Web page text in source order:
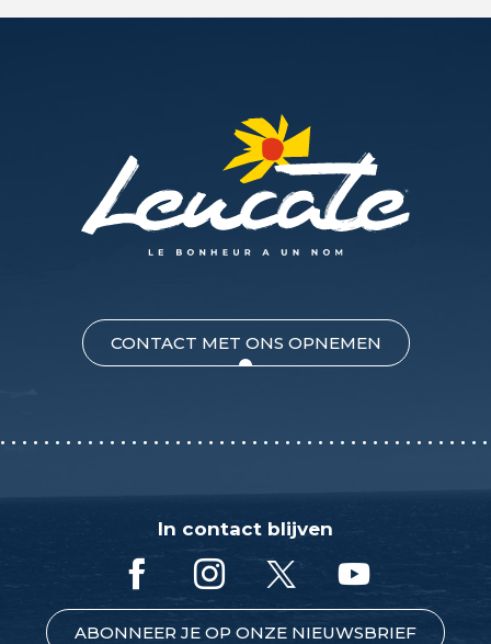
CONTACT MET ONS OPNEMEN
In contact blijven
ABONNEER JE OP ONZE NIEUWSBRIEF